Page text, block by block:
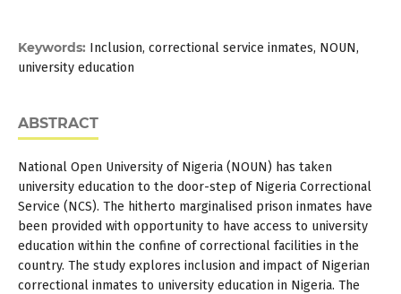
Keywords: Inclusion, correctional service inmates, NOUN,
university education
ABSTRACT
National Open University of Nigeria (NOUN) has taken
university education to the door-step of Nigeria Correctional
Service (NCS). The hitherto marginalised prison inmates have
been provided with opportunity to have access to university
education within the confine of correctional facilities in the
country. The study explores inclusion and impact of Nigerian
correctional inmates to university education in Nigeria. The